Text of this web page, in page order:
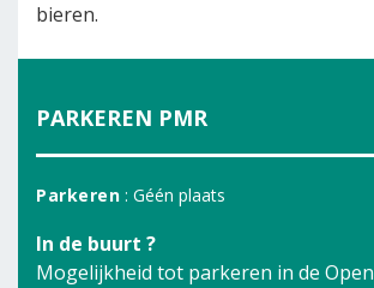
bieren.
PARKEREN PMR
Parkeren : Géén plaats
In de buurt ?
Mogelijkheid tot parkeren in de